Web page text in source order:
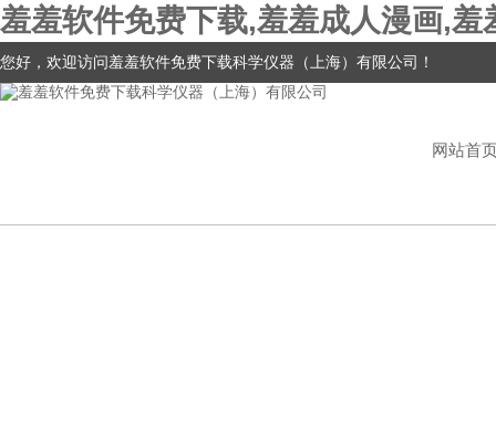
羞羞软件免费下载,羞羞成人漫画,
您好，欢迎访问羞羞软件免费下载科学仪器（上海）有限公司！
网站首